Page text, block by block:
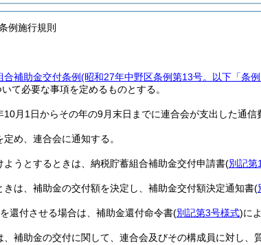
例施行規則
補助金交付条例(昭和27年中野区条例第13号。以下「条
て必要な事項を定めるものとする。
月1日からその年の9月末日までに連合会が支出した通
め、連合会に通知する。
うとするときは、納税貯蓄組合補助金交付申請書(別記第
きは、補助金の交付額を決定し、補助金交付額決定通知書(
還付させる場合は、補助金還付命令書(別記第3号様式)に
補助金の交付に関して、連合会及びその構成員に対し、